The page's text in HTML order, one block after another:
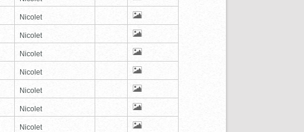
Nicolet
Nicolet
Nicolet
Nicolet
Nicolet
Nicolet
Nicolet